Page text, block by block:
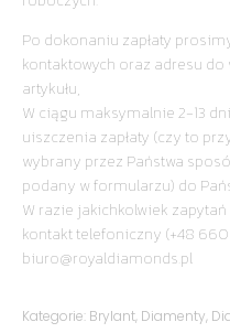
Po dokonaniu zapłaty
kontaktowych oraz adresu do
artykułu,
W ciągu maksymalnie 2-13
uiszczenia zapłaty (czy to
wybrany przez Państwa
podany w formularzu) do
W razie jakichkolwiek
kontakt telefoniczny (+48
biuro@royaldiamonds.pl
Kategorie: Brylant, Diamenty,